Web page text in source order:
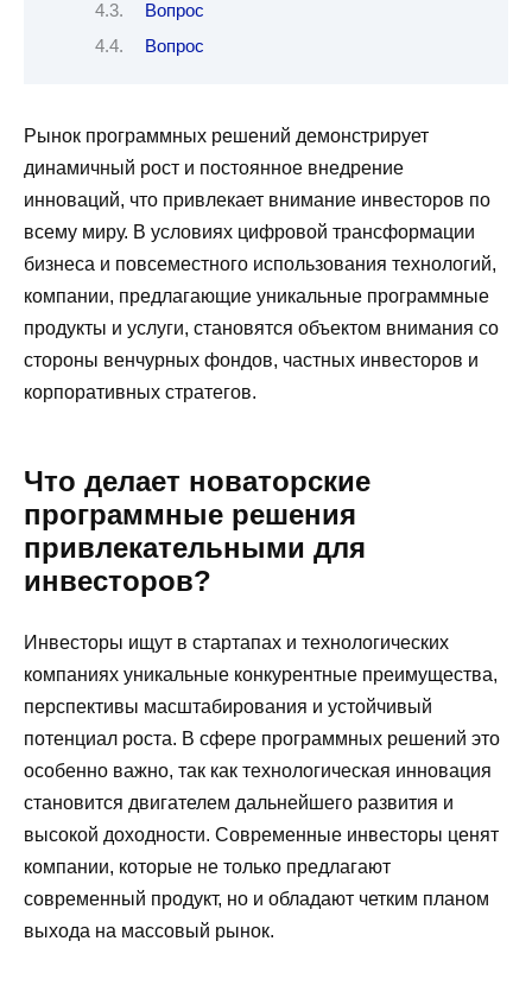
Вопрос
Вопрос
Рынок программных решений демонстрирует
динамичный рост и постоянное внедрение
инноваций, что привлекает внимание инвесторов по
всему миру. В условиях цифровой трансформации
бизнеса и повсеместного использования технологий,
компании, предлагающие уникальные программные
продукты и услуги, становятся объектом внимания со
стороны венчурных фондов, частных инвесторов и
корпоративных стратегов.
Что делает новаторские
программные решения
привлекательными для
инвесторов?
Инвесторы ищут в стартапах и технологических
компаниях уникальные конкурентные преимущества,
перспективы масштабирования и устойчивый
потенциал роста. В сфере программных решений это
особенно важно, так как технологическая инновация
становится двигателем дальнейшего развития и
высокой доходности. Современные инвесторы ценят
компании, которые не только предлагают
современный продукт, но и обладают четким планом
выхода на массовый рынок.